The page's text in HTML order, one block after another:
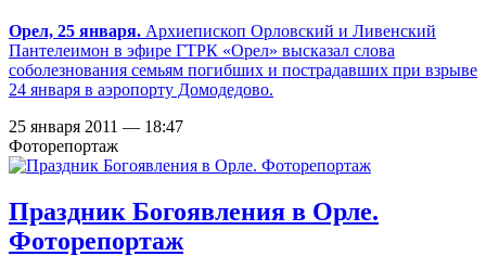
Орел, 25 января. Архиепископ Орловский и Ливенский
Пантелеимон в эфире ГТРК «Орел» высказал слова
соболезнования семьям погибших и пострадавших при взрыве
24 января в аэропорту Домодедово.
25 января 2011 — 18:47
Фоторепортаж
Праздник Богоявления в Орле.
Фоторепортаж